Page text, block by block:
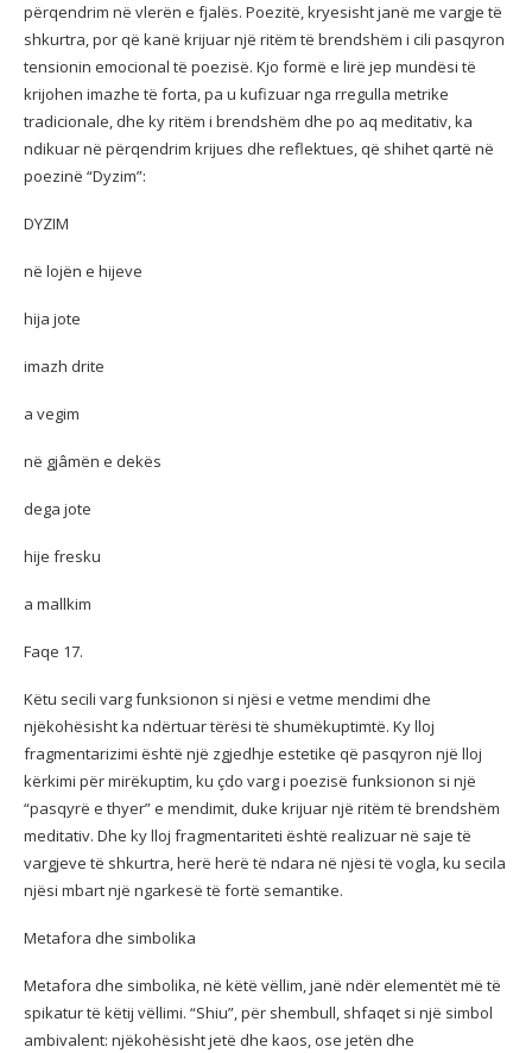
përqendrim në vlerën e fjalës. Poezitë, kryesisht janë me vargje të
shkurtra, por që kanë krijuar një ritëm të brendshëm i cili pasqyron
tensionin emocional të poezisë. Kjo formë e lirë jep mundësi të
krijohen imazhe të forta, pa u kufizuar nga rregulla metrike
tradicionale, dhe ky ritëm i brendshëm dhe po aq meditativ, ka
ndikuar në përqendrim krijues dhe reflektues, që shihet qartë në
poezinë “Dyzim”:
DYZIM
në lojën e hijeve
hija jote
imazh drite
a vegim
në gjâmën e dekës
dega jote
hije fresku
a mallkim
Faqe 17.
Këtu secili varg funksionon si njësi e vetme mendimi dhe
njëkohësisht ka ndërtuar tërësi të shumëkuptimtë. Ky lloj
fragmentarizimi është një zgjedhje estetike që pasqyron një lloj
kërkimi për mirëkuptim, ku çdo varg i poezisë funksionon si një
“pasqyrë e thyer” e mendimit, duke krijuar një ritëm të brendshëm
meditativ. Dhe ky lloj fragmentariteti është realizuar në saje të
vargjeve të shkurtra, herë herë të ndara në njësi të vogla, ku secila
njësi mbart një ngarkesë të fortë semantike.
Metafora dhe simbolika
Metafora dhe simbolika, në këtë vëllim, janë ndër elementët më të
spikatur të këtij vëllimi. “Shiu”, për shembull, shfaqet si një simbol
ambivalent: njëkohësisht jetë dhe kaos, ose jetën dhe